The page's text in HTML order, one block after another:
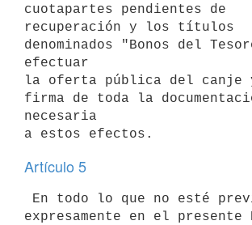
cuotapartes pendientes de
recuperación y los títulos
denominados "Bonos del
efectuar
la oferta pública del canje
firma de toda la
necesaria
Artículo 5
expresamente en el presente